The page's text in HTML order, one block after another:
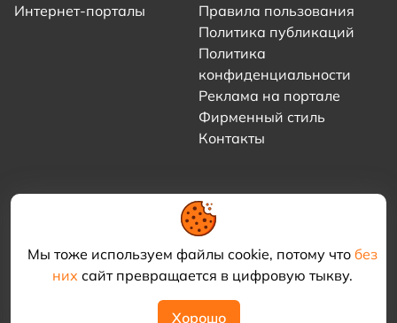
Мы тоже используем файлы cookie, потому что без
нихсайт превращается в цифровую тыкву.
Хорошо
Интернет-порталы
Правила пользования
Политика публикаций
Политика
конфиденциальности
Реклама на портале
Фирменный стиль
Контакты
© 2021–2026 «Академия КриоФрост»